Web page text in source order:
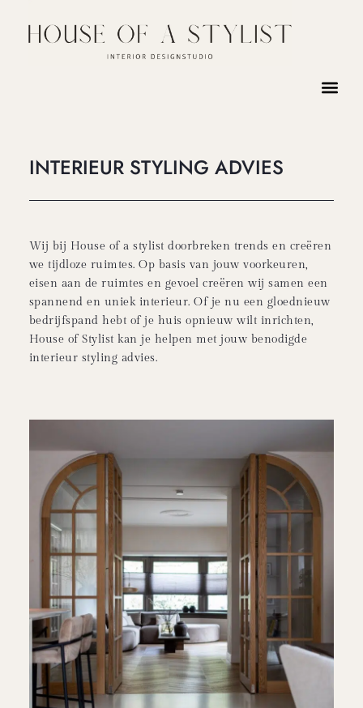
INTERIEUR STYLING ADVIES
Wij bij House of a stylist doorbreken trends en creëren
we tijdloze ruimtes. Op basis van jouw voorkeuren,
eisen aan de ruimtes en gevoel creëren wij samen een
spannend en uniek interieur. Of je nu een gloednieuw
bedrijfspand hebt of je huis opnieuw wilt inrichten,
House of Stylist kan je helpen met jouw benodigde
interieur styling advies.